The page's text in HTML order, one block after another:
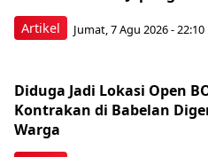
Artikel Jumat, 7 Agu 2026 - 22:10
Diduga Jadi Lokasi Open
Kontrakan di Babelan
Warga